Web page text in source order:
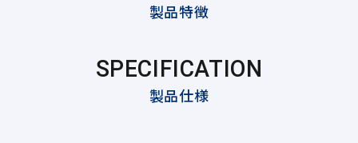
製品特徴
SPECIFICATION
製品仕様